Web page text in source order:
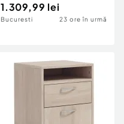
Perne, din oțel și ratan
PE, 102x102x195 cm,
1.309,99 lei
Bucuresti 23 ore în urmă